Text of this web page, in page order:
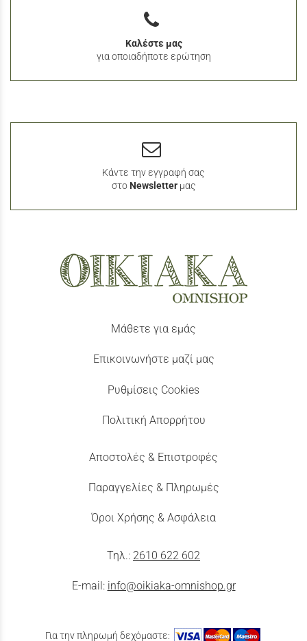
Καλέστε μας
για οποιαδήποτε ερώτηση
Κάντε την εγγραφή σας
στο Newsletterμας
Μάθετε για εμάς
Επικοινωνήστε μαζί μας
Ρυθμίσεις Cookies
Πολιτική Απορρήτου
Αποστολές & Επιστροφές
Παραγγελίες & Πληρωμές
Όροι Χρήσης & Ασφάλεια
Τηλ.: 2610 622 602
E-mail: info@oikiaka-omnishop.gr
Για την πληρωμή δεχόμαστε: